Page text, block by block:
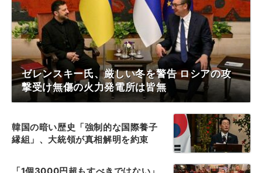
ゼレンスキー氏、厳しい冬を警告 ロシアの攻
撃受け無傷の火力発電所は皆無
韓国の暗い歴史「強制的な国際養子
縁組」、大統領が真相解明を約束